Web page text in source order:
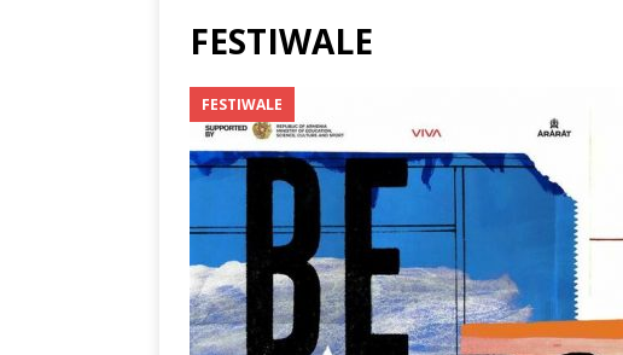
[ 4 sierpnia 2026 ]
BUSINESS
albo dylematy producentów
FESTIWALE
FESTIWALE